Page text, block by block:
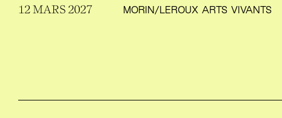
12 MARS 2027 MORIN/​LEROUX ARTS VIVANTS